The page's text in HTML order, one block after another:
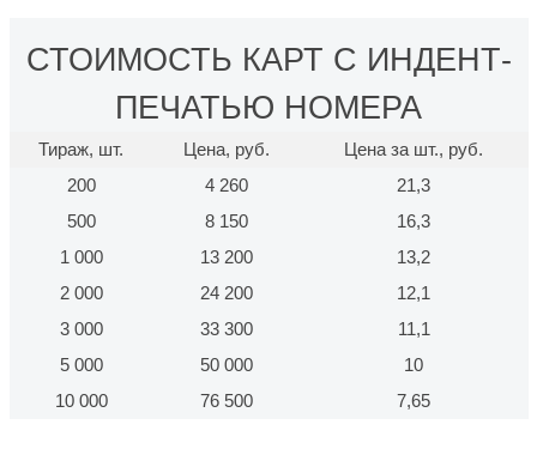
СТОИМОСТЬ КАРТ С ИНДЕНТ-
ПЕЧАТЬЮ НОМЕРА
Тираж, шт. Цена, руб.
Цена за шт., руб.
200
4 260
21,3
500
8 150
16,3
1 000
13 200
13,2
2 000
24 200
12,1
3 000
33 300
11,1
5 000
50 000
10
10 000
76 500 7,65